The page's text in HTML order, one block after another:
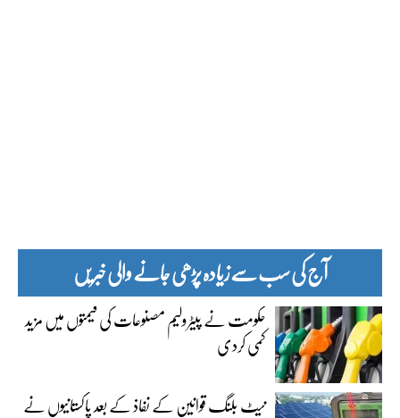
آج کی سب سے زیادہ پڑھی جانے والی خبریں
حکومت نے پیٹرولیم مصنوعات کی قیمتوں میں مزید
کمی کردی
نیٹ بلنگ قوانین کے نفاذ کے بعد پاکستانیوں نے